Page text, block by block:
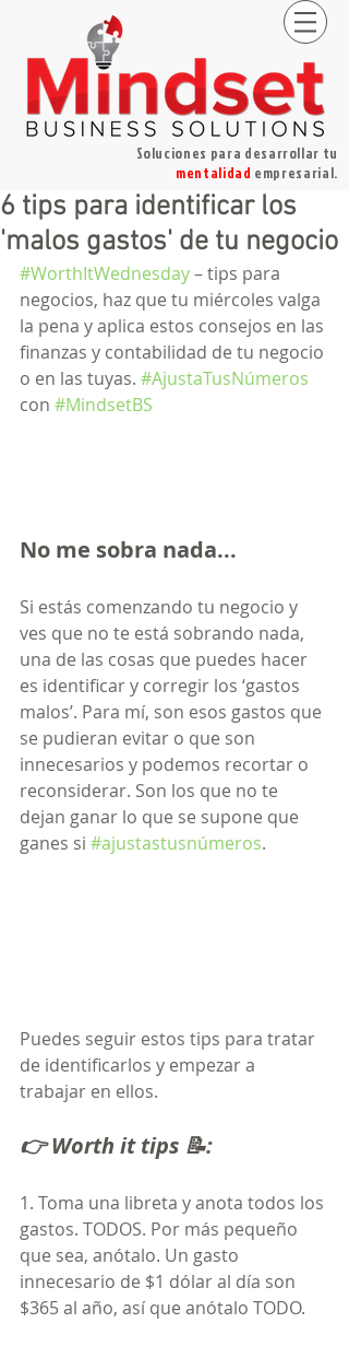
Soluciones para desarrollar tu
mentalidad empresarial.
6 tips para identificar los
'malos gastos' de tu negocio
#WorthItWednesday – tips para
negocios, haz que tu miércoles valga
la pena y aplica estos consejos en las
finanzas y contabilidad de tu negocio
o en las tuyas. #AjustaTusNúmeros
con #MindsetBS
No me sobra nada...
Si estás comenzando tu negocio y
ves que no te está sobrando nada,
una de las cosas que puedes hacer
es identificar y corregir los ‘gastos
malos’. Para mí, son esos gastos que
se pudieran evitar o que son
innecesarios y podemos recortar o
reconsiderar. Son los que no te
dejan ganar lo que se supone que
ganes si #ajustastusnúmeros.
Puedes seguir estos tips para tratar
de identificarlos y empezar a
trabajar en ellos.
👉 Worth it tips 📝:
1. Toma una libreta y anota todos los
gastos. TODOS. Por más pequeño
que sea, anótalo. Un gasto
innecesario de $1 dólar al día son
$365 al año, así que anótalo TODO.